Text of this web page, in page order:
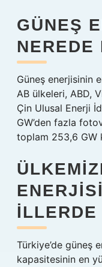
GÜNEŞ
NEREDE
Güneş enerjisinin
AB ülkeleri, ABD,
Çin Ulusal Enerji
GW’den fazla
toplam 253,6 GW
ILLERDE
Türkiye’de güneş
kapasitesinin en